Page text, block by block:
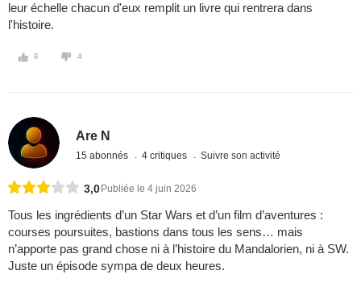
leur échelle chacun d'eux remplit un livre qui rentrera dans
l'histoire.
6 4
Are N
15 abonnés 4 critiques Suivre son activité
3,0 Publiée le 4 juin 2026
Tous les ingrédients d’un Star Wars et d’un film d’aventures :
courses poursuites, bastions dans tous les sens… mais
n’apporte pas grand chose ni à l’histoire du Mandalorien, ni à SW.
Juste un épisode sympa de deux heures.